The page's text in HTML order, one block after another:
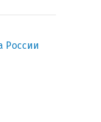
России